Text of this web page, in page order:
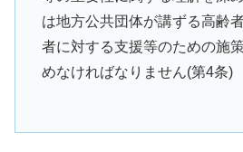
は地方公共団体が講ずる高齢
者に対する支援等のための施
めなければなりません(第4条)